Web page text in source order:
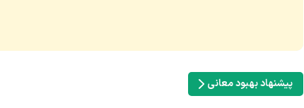
پیشنهاد بهبود معانی